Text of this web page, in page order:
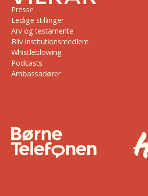
Presse
Ledige stillinger
Arv og testamente
Bliv institutionsmedlem
Whistleblowing
Podcasts
Ambassadører